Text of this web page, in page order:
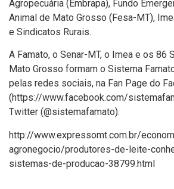
Agropecuária (Embrapa), Fundo
Animal de Mato Grosso (Fesa-MT),
e Sindicatos Rurais.
A Famato, o Senar-MT, o Imea e os 86
Mato Grosso formam o Sistema
pelas redes sociais, na Fan Page do
(https://www.facebook.com/
Twitter (@sistemafamato).
http://www.expressomt.com.br/
agronegocio/produtores-de-leite-
sistemas-de-producao-38799.html